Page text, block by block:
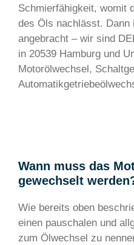
Schmierfähigkeit, womit
des Öls nachlässt. Dann
angebracht – wir sind
in 20539 Hamburg und
Motorölwechsel,
Wann muss das
gewechselt
Wie bereits oben
einen pauschalen und
zum Ölwechsel zu